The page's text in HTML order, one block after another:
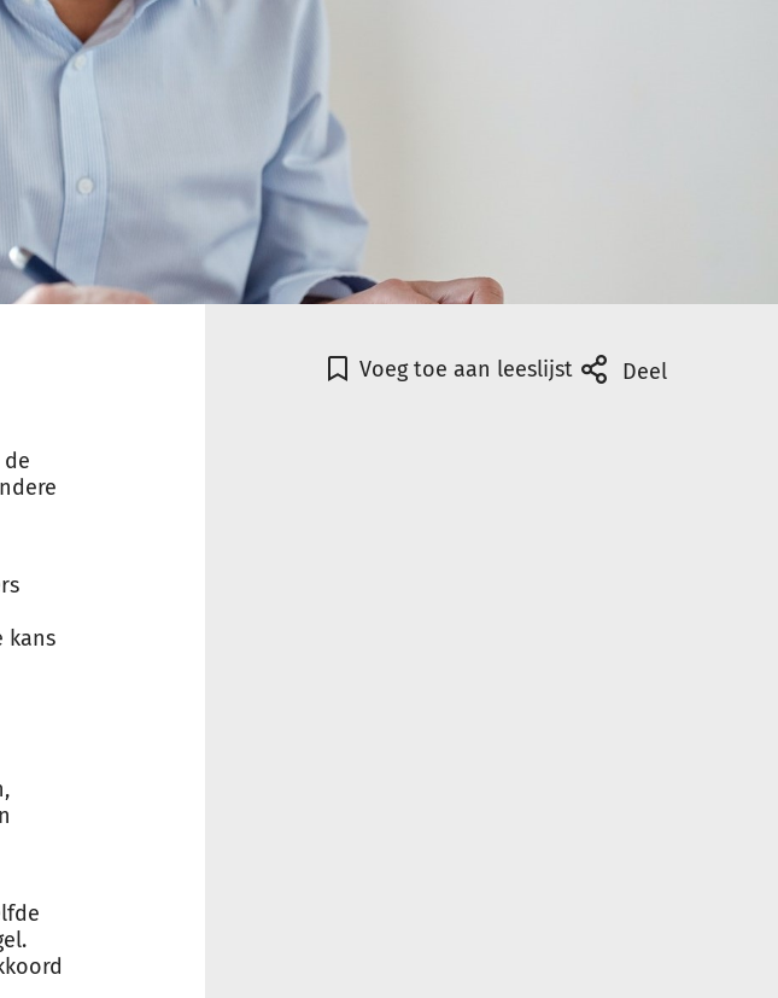
kans
Voeg toe aan leeslijst Deel